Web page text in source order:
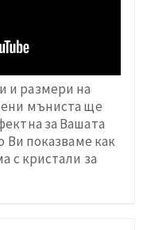
и размери на
мъниста ще
за Вашата
Ви показваме как
с кристали за